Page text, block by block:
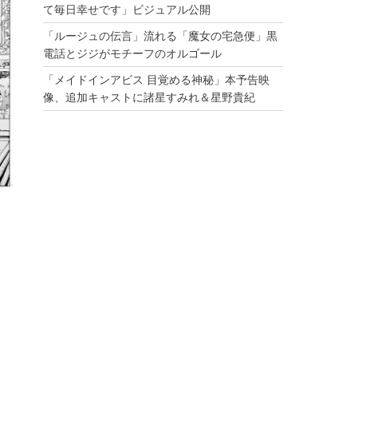
て毎日幸せです」ビジュアル公開
「ルージュの伝言」流れる「魔女の宅急便」黒
電話とジジがモチーフのオルゴール
「メイドインアビス 目覚める神秘」本予告映
像、追加キャストに諸星すみれ＆星野貴紀